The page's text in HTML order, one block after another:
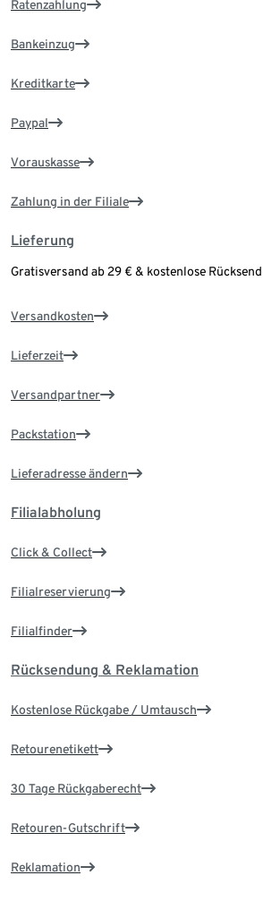
Ratenzahlung
Bankeinzug
Kreditkarte
Paypal
Vorauskasse
Zahlung in der Filiale
Lieferung
Gratisversand ab 29 € & kostenlose
Versandkosten
Lieferzeit
Versandpartner
Packstation
Lieferadresse ändern
Filialabholung
Click & Collect
Filialreservierung
Filialfinder
Rücksendung & Reklamation
Kostenlose Rückgabe / Umtausch
Retourenetikett
30 Tage Rückgaberecht
Retouren-Gutschrift
Reklamation